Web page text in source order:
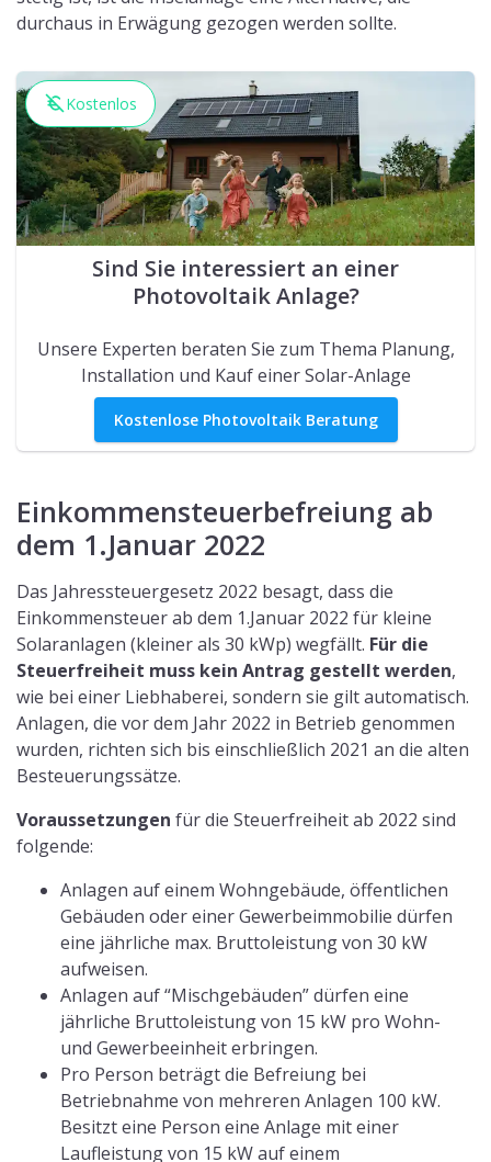
Einkommensteuerbefreiung ab
Das Jahressteuergesetz 2022 besagt, dass die
Einkommensteuer ab dem 1.Januar 2022 für kleine
Solaranlagen (kleiner als 30 kWp) wegfällt.
Für die
Steuerfreiheit muss kein Antrag gestellt werden,
wie bei einer Liebhaberei, sondern sie gilt automatisch.
Anlagen, die vor dem Jahr 2022 in Betrieb genommen
wurden, richten sich bis einschließlich 2021 an die alten
Besteuerungssätze.
folgende:
Anlagen auf einem Wohngebäude, öffentlichen
Gebäuden oder einer Gewerbeimmobilie dürfen
eine jährliche max. Bruttoleistung von 30 kW
Anlagen auf “Mischgebäuden” dürfen eine
jährliche Bruttoleistung von 15 kW pro Wohn-
und Gewerbeeinheit erbringen.
Pro Person beträgt die Befreiung bei
Betriebnahme von mehreren Anlagen 100 kW.
Besitzt eine Person eine Anlage mit einer
Laufleistung von 15 kW auf einem
Einfamilienhaus und 4 Anlagen a 15 kW
Laufleistung auf einem Mehrfamilienhaus,
betreibt er insgesamt Anlagen mit Laufleistungen
von 75 kW. Er fällt also unter die 100 kW und
genießt die neue Steuerfreiheit.
Ebenfalls neu in dieser Gesetzgebung ist, dass der
Verwendungszweck des erzeugten Stroms bei der
Besteuerung keine Auswirkungen mehr hat. Die Anlage
muss nicht auf dem eigenen Wohnhaus befestigt sein
und der Strom muss nicht für eigene Zweck erfüllt
werden, sondern kann zu 100% ins öffentliche
Stromnetz abgeführt werden.